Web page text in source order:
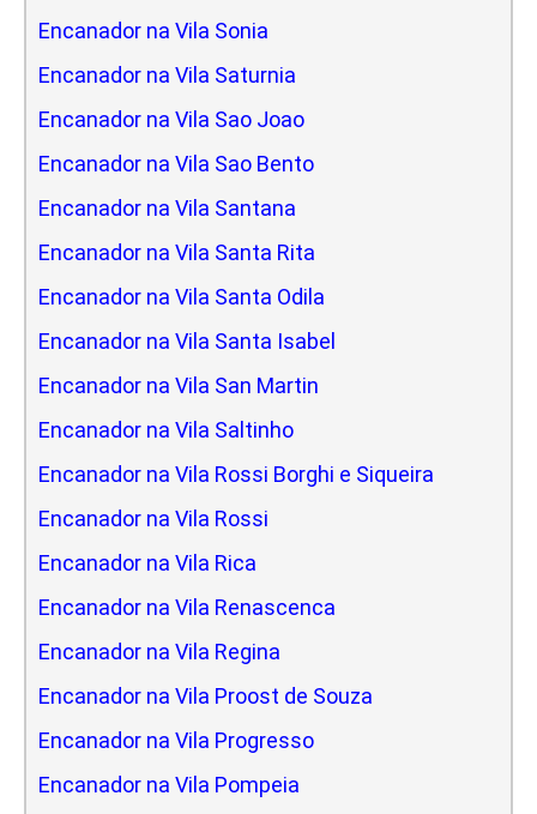
Encanador na Vila Sonia
Encanador na Vila Saturnia
Encanador na Vila Sao Joao
Encanador na Vila Sao Bento
Encanador na Vila Santana
Encanador na Vila Santa Rita
Encanador na Vila Santa Odila
Encanador na Vila Santa Isabel
Encanador na Vila San Martin
Encanador na Vila Saltinho
Encanador na Vila Rossi Borghi e Siqueira
Encanador na Vila Rossi
Encanador na Vila Rica
Encanador na Vila Renascenca
Encanador na Vila Regina
Encanador na Vila Proost de Souza
Encanador na Vila Progresso
Encanador na Vila Pompeia